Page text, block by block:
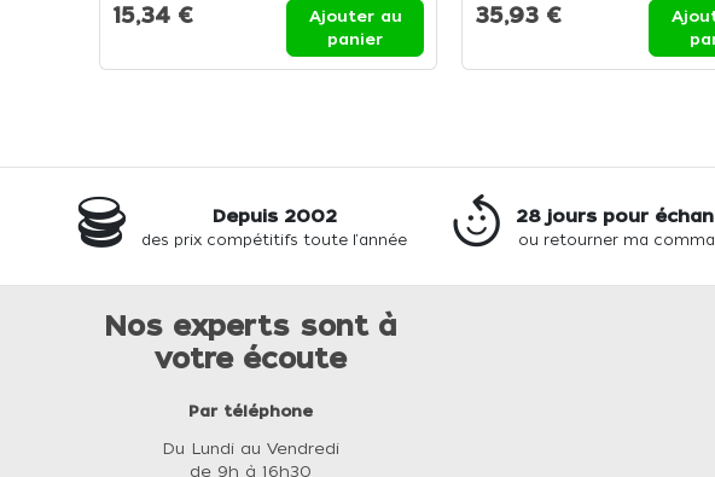
15,34 €
Ajouter au
panier
35,93 €
Depuis 2002
des prix compétitifs toute l'année
28 jours pour
ou retourner ma
Nos experts sont à
votre écoute
Par téléphone
Du Lundi au Vendredi
de 9h à 16h30